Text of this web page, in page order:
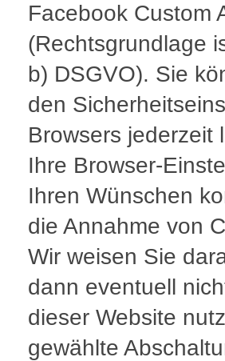
Facebook Custom
(Rechtsgrundlage
b) DSGVO). Sie
den
Browsers jederzeit
Ihre Browser-
Ihren Wünschen
die Annahme von
Wir weisen Sie
dann eventuell
dieser Website
gewählte